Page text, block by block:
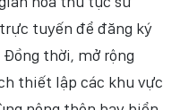
tuyến để đăng ký
Đồng thời, mở rộng
thiết lập các khu vực